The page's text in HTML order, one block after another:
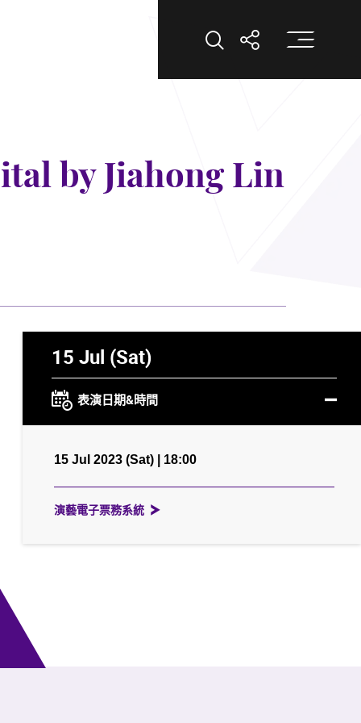
打開搜索打開分享打
by Jiahong Lin
15 Jul (Sat)
表演日期&時間
15 Jul 2023 (Sat) | 18:00
演藝電子票務系統